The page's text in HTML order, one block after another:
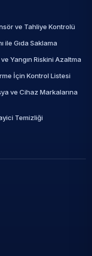
ve Tahliye Kontrolü
ile Gıda Saklama
Yangın Riskini Azaltma
İçin Kontrol Listesi
ve Cihaz Markalarına
Temizliği